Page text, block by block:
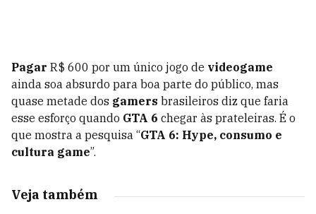
Pagar R$ 600 por um único jogo de videogame
ainda soa absurdo para boa parte do público, mas
quase metade dos gamers brasileiros diz que faria
esse esforço quando GTA 6 chegar às prateleiras. É o
que mostra a pesquisa “GTA 6: Hype, consumo e
cultura game”.
Veja também